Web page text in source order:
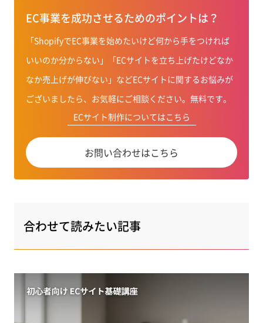
EC事業を成功させるためのポイントは？
「ShopifyでEC事業を始めたいけど何から手をつければ
いいのか分からない」「ECサイトを立ち上げたけどなか
なか売上げが伸びない」などECサイトに関するお悩みが
ございましたら、お気軽にご相談ください。無料です。
ECサイト制作についてはこちら
お問い合わせはこちら
合わせて読みたい記事